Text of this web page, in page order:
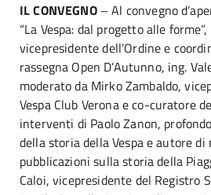
IL CONVEGNO– Al convegno
“La Vespa: dal progetto alle
vicepresidente dell’Ordine e
rassegna Open D’Autunno, ing.
moderato da Mirko Zambaldo,
Vespa Club Verona e co-curatore
interventi di Paolo Zanon,
della storia della Vespa e autore di
pubblicazioni sulla storia della
Caloi, vicepresidente del Registro